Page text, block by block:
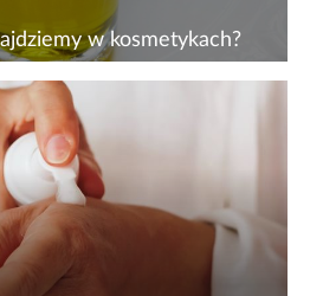
w kosmetykach?
formulacji kosmetycznej jest
procesem, ale dzięki temu do
kosmetyki, których formuła
dobroczynne działanie